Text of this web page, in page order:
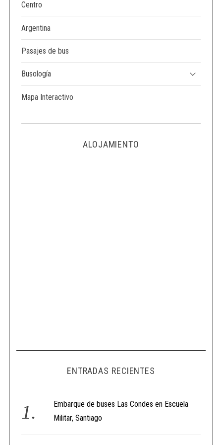
Centro
Argentina
Pasajes de bus
Busología
Mapa Interactivo
ALOJAMIENTO
ENTRADAS RECIENTES
Embarque de buses Las Condes en Escuela
Militar, Santiago